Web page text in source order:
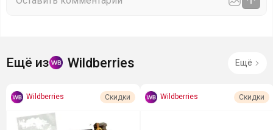
Ещё из Wildberries Ещё
Wildberries Скидки Wildberries Скидки